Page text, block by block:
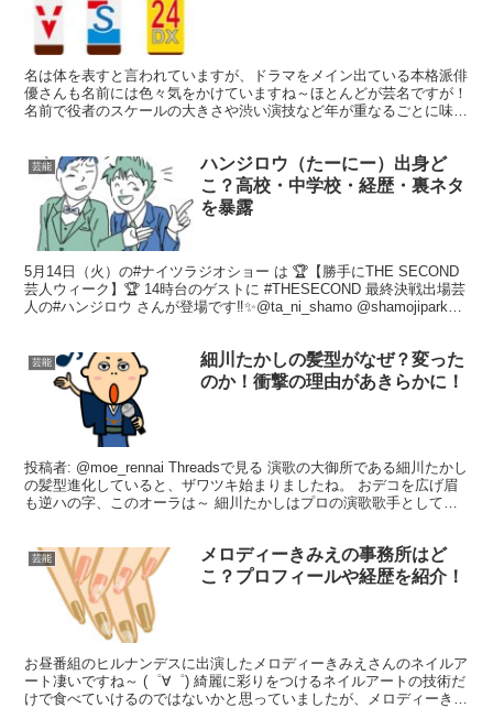
名は体を表すと言われていますが、ドラマをメイン出ている本格派俳
優さんも名前には色々気をかけていますね～ほとんどが芸名ですが！
名前で役者のスケールの大きさや渋い演技など年が重なるごとに味が
芸能
ハンジロウ（たーにー）出身ど
こ？高校・中学校・経歴・裏ネタ
を暴露
5月14日（火）の#ナイツラジオショー は 🏆【勝手にTHE SECOND
芸人ウィーク】🏆 14時台のゲストに #THESECOND 最終決戦出場芸
人の#ハンジロウ さんが登場です‼️✨@ta_ni_shamo @shamojipark
芸能
細川たかしの髪型がなぜ？変った
のか！衝撃の理由があきらかに！
投稿者: @moe_rennai Threadsで見る 演歌の大御所である細川たかし
の髪型進化していると、ザワツキ始まりましたね。 おデコを広げ眉
も逆ハの字、このオーラは～ 細川たかしはプロの演歌歌手としての
芸能
メロディーきみえの事務所はど
こ？プロフィールや経歴を紹介！
お昼番組のヒルナンデスに出演したメロディーきみえさんのネイルア
ート凄いですね～ (゜∀゜) 綺麗に彩りをつけるネイルアートの技術だ
けで食べていけるのではないかと思っていましたが、メロディーきみ